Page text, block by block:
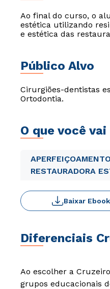
Ao final do curso, o
estética utilizando
e estética das
Público Alvo
Cirurgiões-dentistas
Ortodontia.
O que você
RESTAURADORA
Baixar Ebook
Diferenciais
Ao escolher a
grupos educacionais